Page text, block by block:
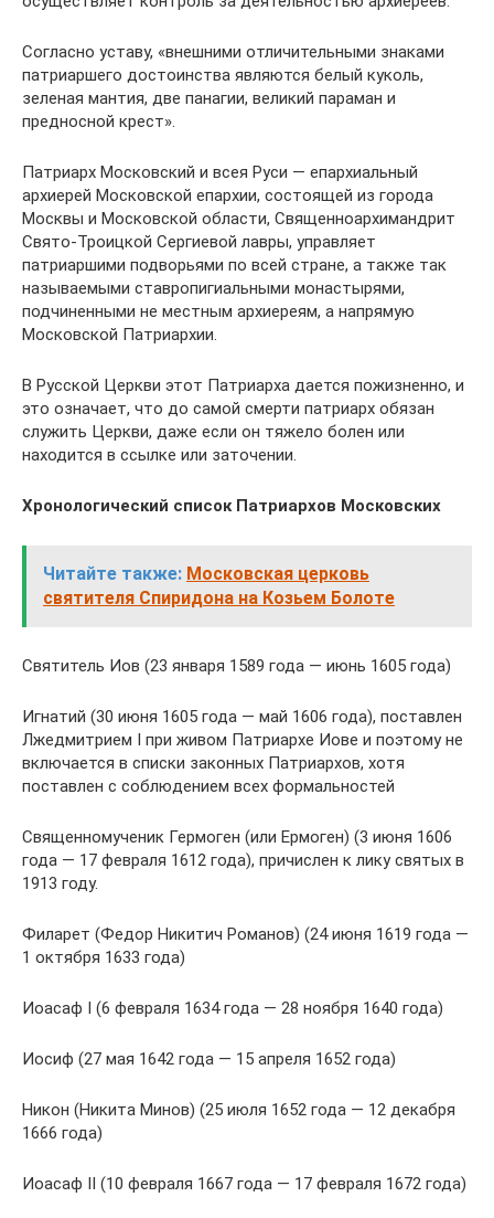
Согласно уставу, «внешними отличительными знаками
патриаршего достоинства являются белый куколь,
зеленая мантия, две панагии, великий параман и
предносной крест».
Патриарх Московский и всея Руси — епархиальный
архиерей Московской епархии, состоящей из города
Москвы и Московской области, Священноархимандрит
Свято-Троицкой Сергиевой лавры, управляет
патриаршими подворьями по всей стране, а также так
называемыми ставропигиальными монастырями,
подчиненными не местным архиереям, а напрямую
Московской Патриархии.
В Русской Церкви этот Патриарха дается пожизненно, и
это означает, что до самой смерти патриарх обязан
служить Церкви, даже если он тяжело болен или
находится в ссылке или заточении.
Хронологический список Патриархов Московских
Читайте также: Московская церковь
святителя Спиридона на Козьем Болоте
Святитель Иов (23 января 1589 года — июнь 1605 года)
Игнатий (30 июня 1605 года — май 1606 года), поставлен
Лжедмитрием I при живом Патриархе Иове и поэтому не
включается в списки законных Патриархов, хотя
поставлен с соблюдением всех формальностей
Священномученик Гермоген (или Ермоген) (3 июня 1606
года — 17 февраля 1612 года), причислен к лику святых в
1913 году.
Филарет (Федор Никитич Романов) (24 июня 1619 года —
1 октября 1633 года)
Иоасаф I (6 февраля 1634 года — 28 ноября 1640 года)
Иосиф (27 мая 1642 года — 15 апреля 1652 года)
Никон (Никита Минов) (25 июля 1652 года — 12 декабря
1666 года)
Иоасаф II (10 февраля 1667 года — 17 февраля 1672 года)